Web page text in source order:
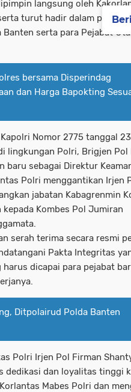
langsung oleh
turut hadir dalam prosesi
serta para Pejabat
bersama Disperindag
dan Harga Bapokting
Nomor 2775 tanggal
lingkungan Polri, Brigjen Pol
baru sebagai Direktur
Polri menggantikan Irjen
jabatan Kabagrenmin
Kombes Pol Jumiran
serah terima secara resmi
Pakta Integritas
dicapai para pejabat
Ditpolairud Polda Banten
Polri Irjen Pol Firman
dedikasi dan loyalitas tinggi
Mabes Polri dan